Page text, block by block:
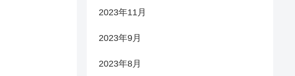
2023年11月
2023年9月
2023年8月